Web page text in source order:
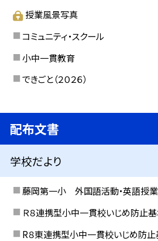
授業風景写真
コミュニティ・スクール
小中一貫教育
できごと（２０２６）
配布文書
学校だより
藤岡第一小 外国語活動・英語授業
Ｒ８連携型小中一貫校いじめ防止
R８東連携型小中一貫校いじめ防